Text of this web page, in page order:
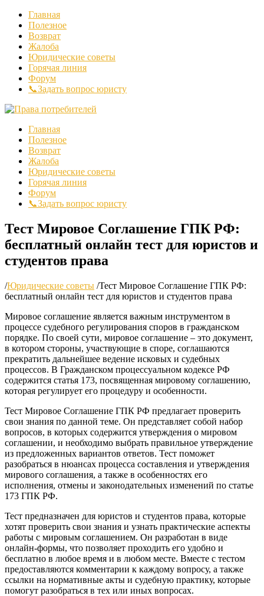
Главная
Полезное
Возврат
Жалоба
Юридические советы
Горячая линия
Форум
📞Задать вопрос юристу
Главная
Полезное
Возврат
Жалоба
Юридические советы
Горячая линия
Форум
📞Задать вопрос юристу
Тест Мировое Соглашение ГПК РФ:
бесплатный онлайн тест для юристов и
студентов права
/Юридические советы /Тест Мировое Соглашение ГПК РФ:
бесплатный онлайн тест для юристов и студентов права
Мировое соглашение является важным инструментом в
процессе судебного регулирования споров в гражданском
порядке. По своей сути, мировое соглашение – это документ,
в котором стороны, участвующие в споре, соглашаются
прекратить дальнейшее ведение исковых и судебных
процессов. В Гражданском процессуальном кодексе РФ
содержится статья 173, посвященная мировому соглашению,
которая регулирует его процедуру и особенности.
Тест Мировое Соглашение ГПК РФ предлагает проверить
свои знания по данной теме. Он представляет собой набор
вопросов, в которых содержится утверждения о мировом
соглашении, и необходимо выбрать правильное утверждение
из предложенных вариантов ответов. Тест поможет
разобраться в нюансах процесса составления и утверждения
мирового соглашения, а также в особенностях его
исполнения, отмены и законодательных изменений по статье
173 ГПК РФ.
Тест предназначен для юристов и студентов права, которые
хотят проверить свои знания и узнать практические аспекты
работы с мировым соглашением. Он разработан в виде
онлайн-формы, что позволяет проходить его удобно и
бесплатно в любое время и в любом месте. Вместе с тестом
предоставляются комментарии к каждому вопросу, а также
ссылки на нормативные акты и судебную практику, которые
помогут разобраться в тех или иных вопросах.